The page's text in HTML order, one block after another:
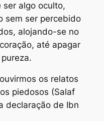
algo oculto,
sem ser percebido
alojando-se no
até apagar
os relatos
piedosos (Salaf
declaração de Ibn